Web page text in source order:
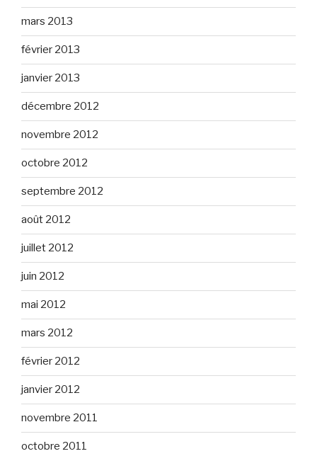
mars 2013
février 2013
janvier 2013
décembre 2012
novembre 2012
octobre 2012
septembre 2012
août 2012
juillet 2012
juin 2012
mai 2012
mars 2012
février 2012
janvier 2012
novembre 2011
octobre 2011